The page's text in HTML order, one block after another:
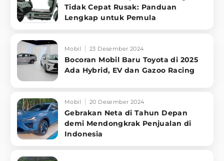
Tidak Cepat Rusak: Panduan
Lengkap untuk Pemula
Mobil 23 Desember 2024
Bocoran Mobil Baru Toyota di 2025
Ada Hybrid, EV dan Gazoo Racing
Mobil 20 Desember 2024
Gebrakan Neta di Tahun Depan
demi Mendongkrak Penjualan di
Indonesia